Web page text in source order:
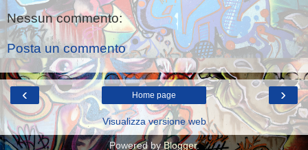
Nessun commento:
Posta un commento
‹ ›
Home page
Visualizza versione web
Powered byBlogger.